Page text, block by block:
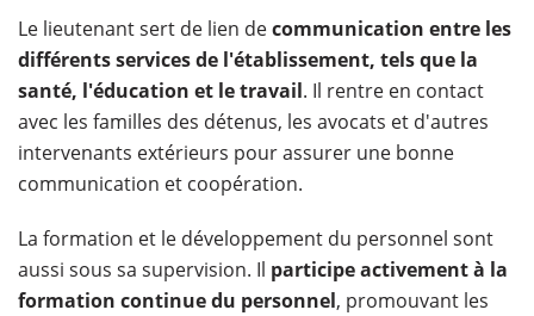
Le lieutenant sert de lien decommunication entre les
différents services de l'établissement, tels que la
santé, l'éducation et le travail. Il rentre en contact
avec les familles des détenus, les avocats et d'autres
intervenants extérieurs pour assurer une bonne
communication et coopération.
La formation et le développement du personnel sont
aussi sous sa supervision. Il participe activement à la
formation continue du personnel, promouvant les